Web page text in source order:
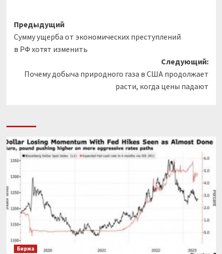
Навигация
записи
Предыдущий
Сумму ущерба от экономических преступлений
в РФ хотят изменить
Следующий:
Почему добыча природного газа в США продолжает
расти, когда цены падают
Биржа